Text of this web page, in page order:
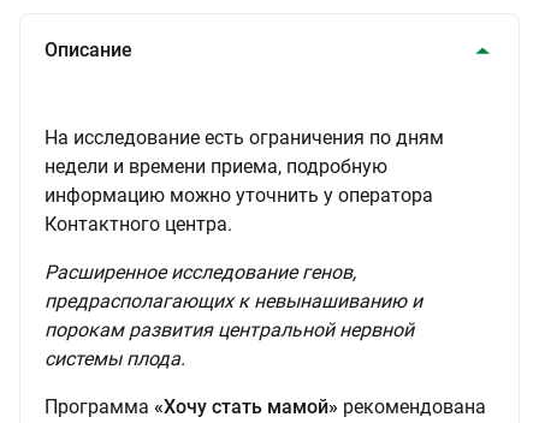
Описание
На исследование есть ограничения по дням
недели и времени приема, подробную
информацию можно уточнить у оператора
Контактного центра.
Расширенное исследование генов,
предрасполагающих к невынашиванию и
порокам развития центральной нервной
системы плода.
Программа «Хочу стать мамой» рекомендована